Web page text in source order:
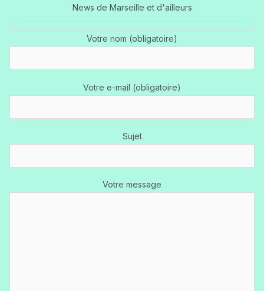
News de Marseille et d'ailleurs
Votre nom (obligatoire)
Votre e-mail (obligatoire)
Sujet
Votre message